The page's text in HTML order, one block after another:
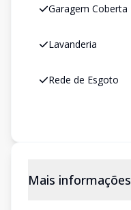
Garagem Coberta
Lavanderia
Rede de Esgoto
Mais informações